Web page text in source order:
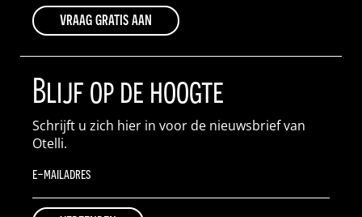
vraag gratis aan
Blijf op de hoogte
Schrijft u zich hier in voor de nieuwsbrief van
Otelli.